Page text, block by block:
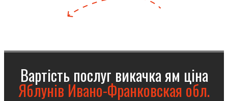
Вартість послуг викачка ям ціна
Яблунів Ивано-Франковская обл.